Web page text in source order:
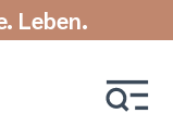
Leben.